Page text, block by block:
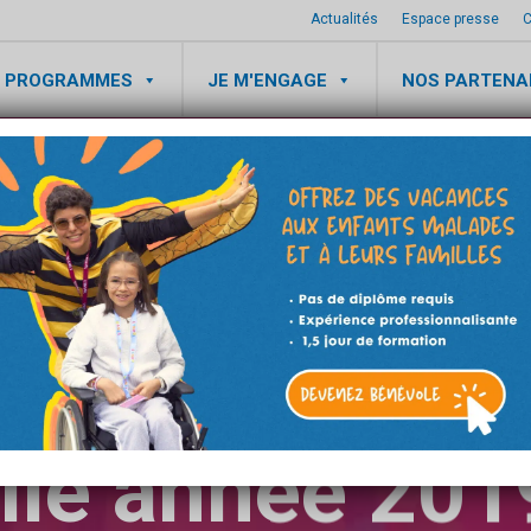
Actualités Espace presse
PROGRAMMES JE M'ENGAGE NOS
EVÉNEMENTS
vous
année